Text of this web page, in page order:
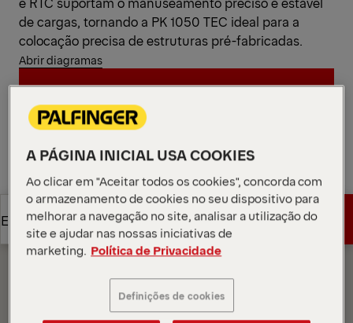
de cargas, tornando a PK 1050 TEC ideal para a
colocação precisa de estruturas pré-fabricadas.
Abrir diagramas
Pedir orçamento
Encontrar parceiro de vendas
Encontrar parceiro de vendas
Especificações técnicas
Pedir orçamento
Diagramas
A PÁGINA INICIAL USA COOKIES
Ao clicar em "Aceitar todos os cookies", concorda com
o armazenamento de cookies no seu dispositivo para
melhorar a navegação no site, analisar a utilização do
site e ajudar nas nossas iniciativas de
marketing. Política de Privacidade
Definições de cookies